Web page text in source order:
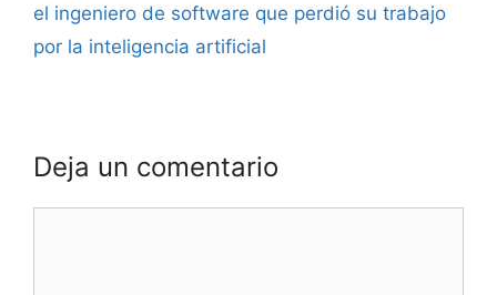
el ingeniero de software que perdió su trabajo
por la inteligencia artificial
Deja un comentario